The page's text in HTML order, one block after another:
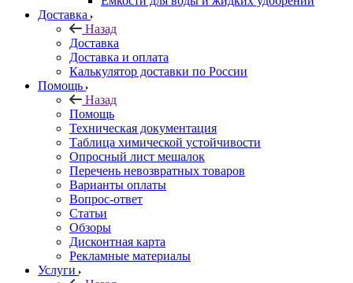
Доставка
Назад
Доставка
Доставка и оплата
Калькулятор доставки по России
Помощь
Назад
Помощь
Техническая документация
Таблица химической устойчивости
Опросный лист мешалок
Перечень невозвратных товаров
Варианты оплаты
Вопрос-ответ
Статьи
Обзоры
Дисконтная карта
Рекламные материалы
Услуги